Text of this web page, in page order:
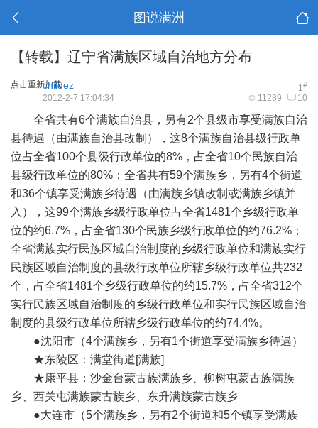
图说满洲
【转载】辽宁省满族区域自治地方分布
点击重新加载 1#
childez
11289 10
2012-2-7 17:04:34
全省共有6个满族自治县，另有2个县级市享受满族自治
县待遇（由满族自治县改制），这8个满族自治县级行政单
位占全省100个县级行政单位的8%，占全省10个民族自治
县级行政单位的80%；全省共有59个满族乡，另有4个街道
和36个镇享受满族乡待遇（由满族乡镇改制或满族乡镇并
入），这99个满族乡级行政单位占全省1481个乡级行政单
位的约6.7%，占全省130个民族乡级行政单位的约76.2%；
全省满族实行民族区域自治制度的乡级行政单位和满族实行
民族区域自治制度的县级行政单位所辖乡级行政单位共232
个，占全省1481个乡级行政单位的约15.7%，占全省312个
实行民族区域自治制度的乡级行政单位和实行民族区域自治
制度的县级行政单位所辖乡级行政单位的约74.4%。
●沈阳市（4个满族乡，另有1个街道享受满族乡待遇）
★东陵区：满堂街道[满族]
★康平县：沙金台蒙古族满族乡、柳树屯蒙古族满族
乡、西关屯满族蒙古族乡、东升满族蒙古族乡
●大连市（5个满族乡，另有2个街道和5个镇享受满族